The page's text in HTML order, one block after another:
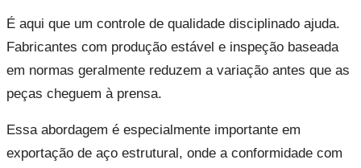
É aqui que um controle de qualidade disciplinado ajuda.
Fabricantes com produção estável e inspeção baseada
em normas geralmente reduzem a variação antes que as
peças cheguem à prensa.
Essa abordagem é especialmente importante em
exportação de aço estrutural, onde a conformidade com